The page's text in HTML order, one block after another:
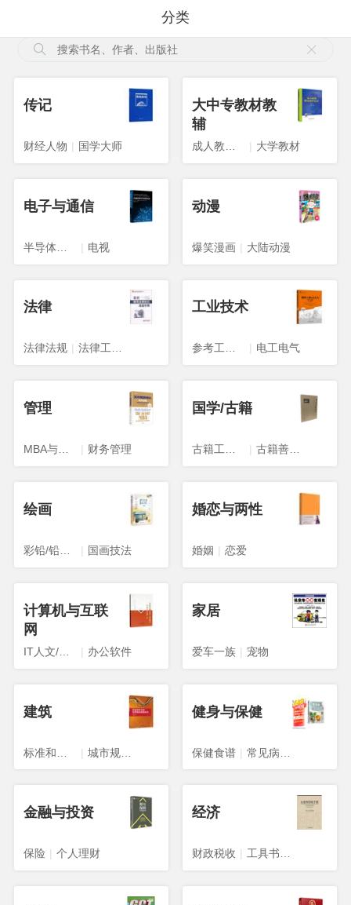
分类
传记
财经人物 | 国学大师
大中专教材教
辅
| 大学教材
电子与通信
| 电视
动漫
爆笑漫画 | 大陆动漫
法律
法律法规 | 法律工具书
工业技术
参考工具书 | 电工电气
管理
MBA与工商管理 | 财务管理
国学/古籍
古籍工具书 | 古籍善本影印本
绘画
| 国画技法
婚恋与两性
婚姻 | 恋爱
计算机与互联
网
| 办公软件
家居
爱车一族 | 宠物
建筑
| 城市规划、城市设计
健身与保健
保健食谱 |
金融与投资
保险 | 个人理财
经济
财政税收 | 工具书与参考书